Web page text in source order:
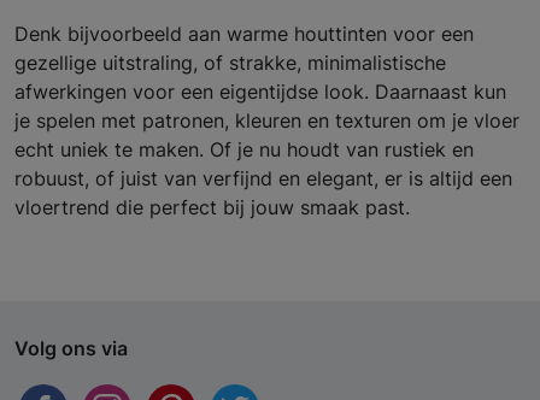
Denk bijvoorbeeld aan warme houttinten voor een
gezellige uitstraling, of strakke, minimalistische
afwerkingen voor een eigentijdse look. Daarnaast kun
je spelen met patronen, kleuren en texturen om je vloer
echt uniek te maken. Of je nu houdt van rustiek en
robuust, of juist van verfijnd en elegant, er is altijd een
vloertrend die perfect bij jouw smaak past.
Volg ons via